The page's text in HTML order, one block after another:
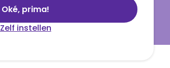
Oké, prima!
Zelf instellen